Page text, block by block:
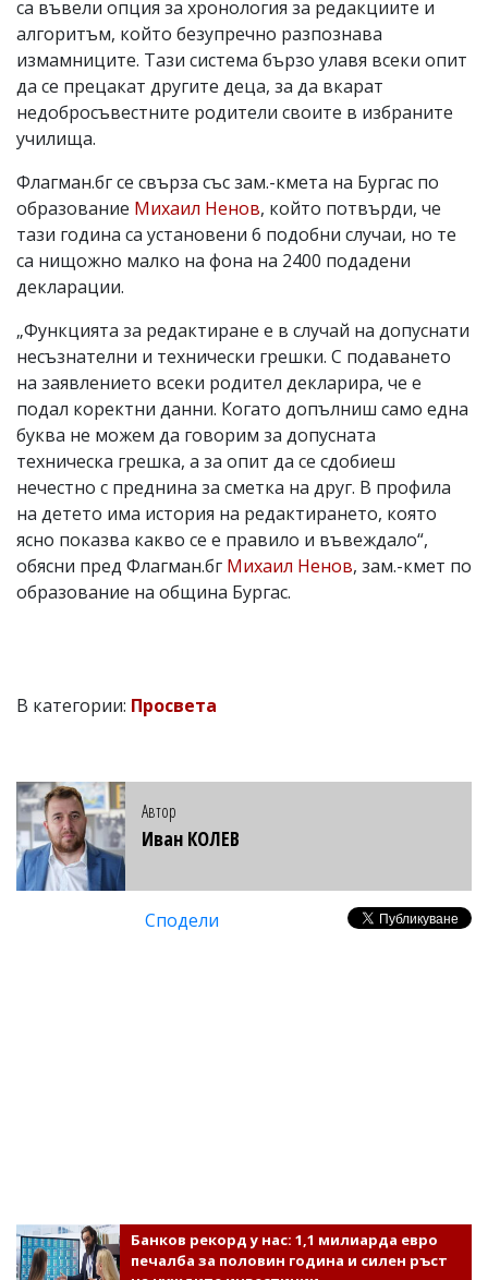
са въвели опция за хронология за редакциите и
алгоритъм, който безупречно разпознава
измамниците. Тази система бързо улавя всеки опит
да се прецакат другите деца, за да вкарат
недобросъвестните родители своите в избраните
училища.
Флагман.бг се свърза със зам.-кмета на Бургас по
образование Михаил Ненов, който потвърди, че
тази година са установени 6 подобни случаи, но те
са нищожно малко на фона на 2400 подадени
декларации.
„Функцията за редактиране е в случай на допуснати
несъзнателни и технически грешки. С подаването
на заявлението всеки родител декларира, че е
подал коректни данни. Когато допълниш само една
буква не можем да говорим за допусната
техническа грешка, а за опит да се сдобиеш
нечестно с преднина за сметка на друг. В профила
на детето има история на редактирането, която
ясно показва какво се е правило и въвеждало“,
обясни пред Флагман.бг Михаил Ненов, зам.-кмет по
образование на община Бургас.
В категории: Просвета
Автор
Иван КОЛЕВ
Сподели
Банков рекорд у нас: 1,1 милиарда евро
печалба за половин година и силен ръст